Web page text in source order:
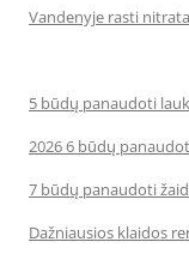
Vandenyje rasti
5 būdų panaudoti
2026 6 būdų
7 būdų panaudoti
Dažniausios klaidos